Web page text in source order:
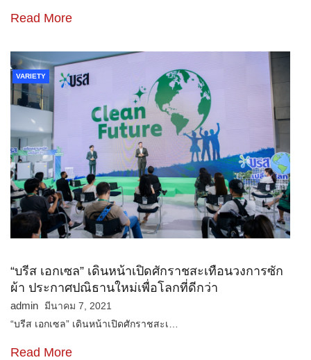
Read More
VARIETY
“บรีส เอกเซล” เดินหน้าเปิดศักราชสะเทือนวงการซัก
ผ้า ประกาศปณิธานใหม่เพื่อโลกที่ดีกว่า
admin
มีนาคม 7, 2021
“บรีส เอกเซล” เดินหน้าเปิดศักราชสะเ…
Read More